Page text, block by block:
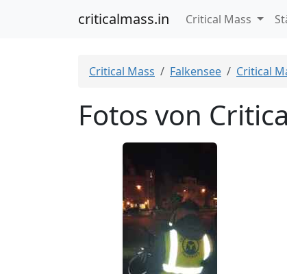
criticalmass.in Critical Mass
Critical Mass Falkensee Critical
Fotos von